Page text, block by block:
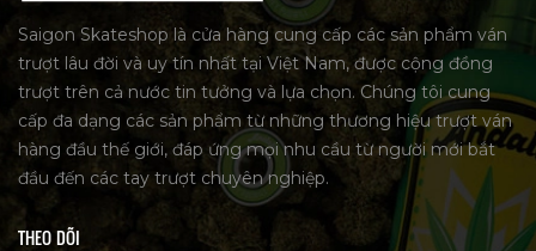
Saigon Skateshop là cửa hàng cung cấp các sản phẩm ván
trượt lâu đời và uy tín nhất tại Việt Nam, được cộng đồng
trượt trên cả nước tin tưởng và lựa chọn. Chúng tôi cung
cấp đa dạng các sản phẩm từ những thương hiệu trượt ván
hàng đầu thế giới, đáp ứng mọi nhu cầu từ người mới bắt
đầu đến các tay trượt chuyên nghiệp.
THEO DÕI